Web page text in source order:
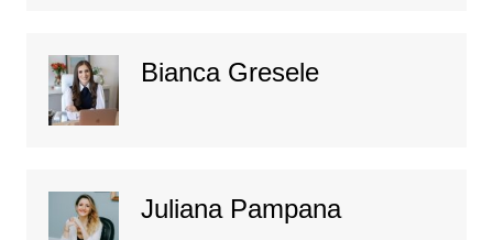
Bianca Gresele
Juliana Pampana